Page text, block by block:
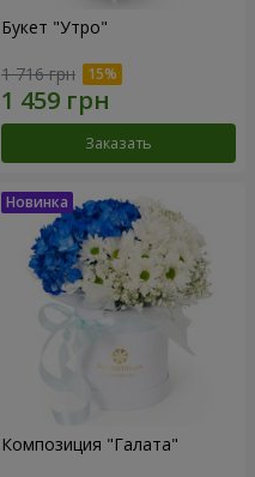
Букет "Утро"
1 716 грн
Заказать
Композиция "Галата"